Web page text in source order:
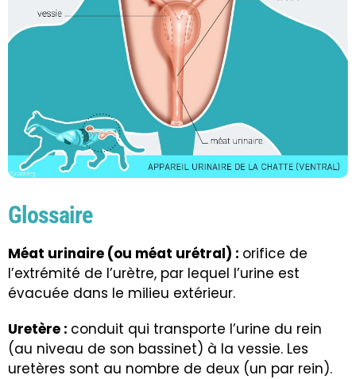
Glossaire
Méat urinaire (ou méat urétral) : orifice de
l’extrémité de l’urètre, par lequel l’urine est
évacuée dans le milieu extérieur.
Uretère : conduit qui transporte l’urine du rein
(au niveau de son bassinet) à la vessie. Les
uretères sont au nombre de deux (un par rein).